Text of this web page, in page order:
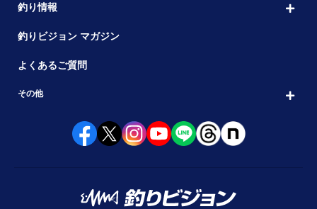
釣り情報
釣りビジョン マガジン
よくあるご質問
その他